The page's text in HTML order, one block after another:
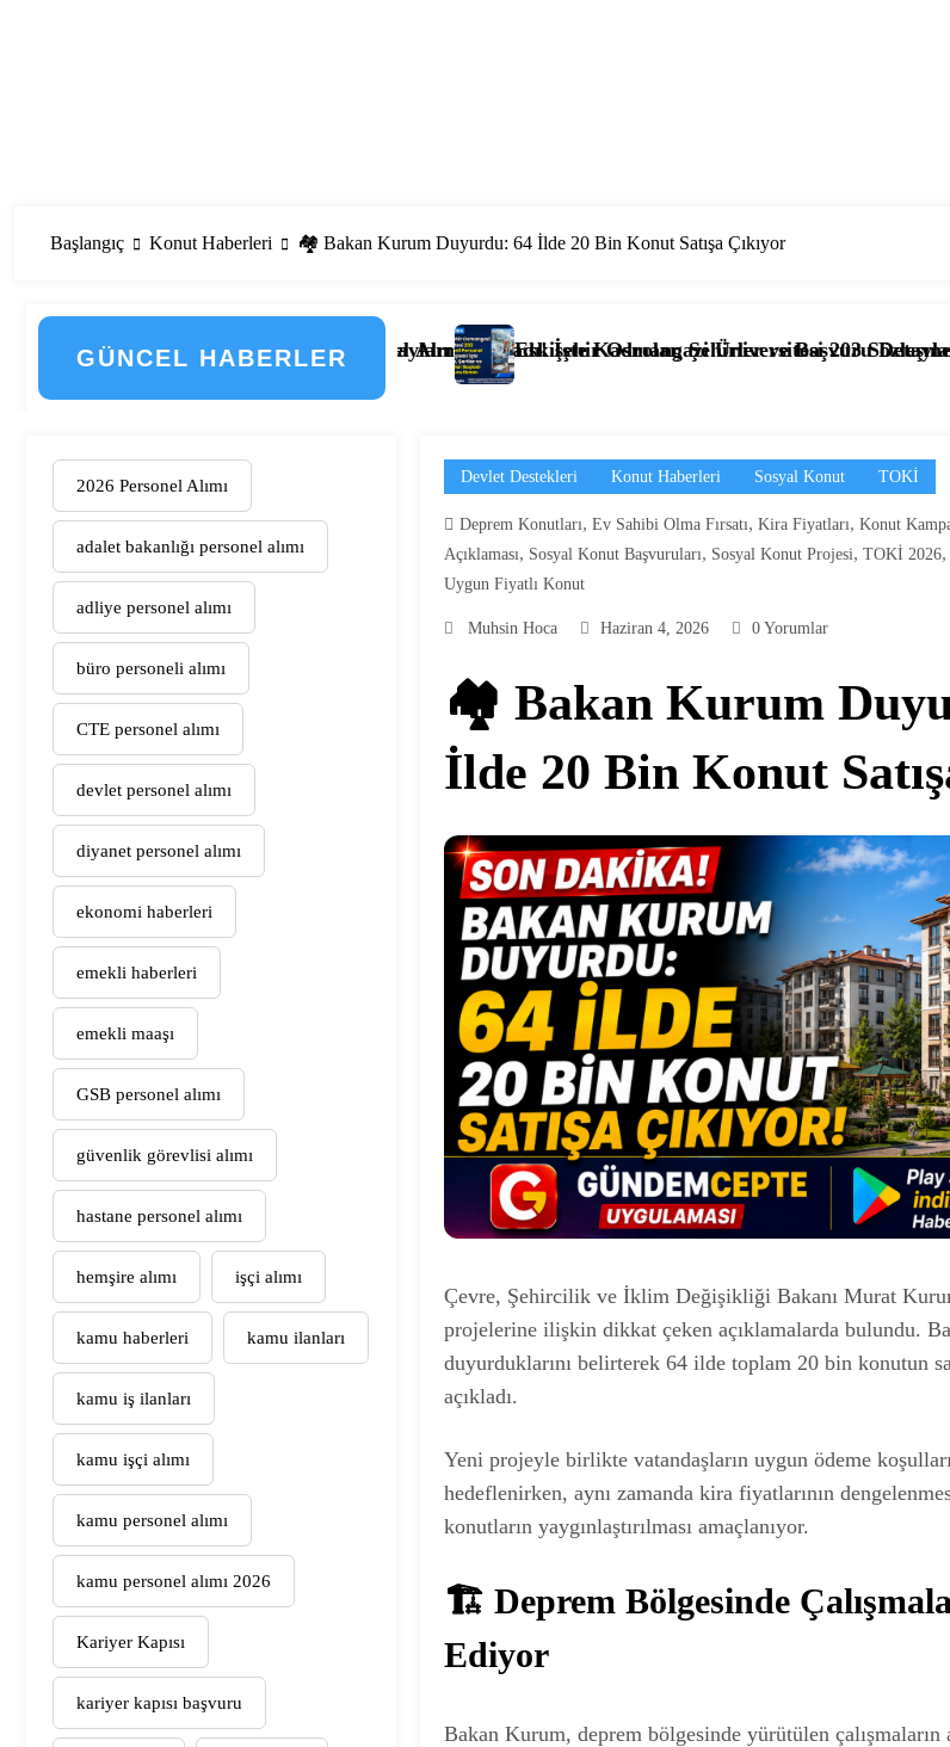
Başlangıç Konut Haberleri 🏘️ Bakan Kurum Duyurdu: 64 İlde 20 Bin Konut Satışa Çıkıyor
GÜNCEL HABERLER
Detayları
Personel Alımı Başladı! İşte Kadrolar, Şehirler ve Başvuru Detayları
Eskişehir Osmangazi Üniversitesi 203 Sözleşmeli Personel Alımı Başladı!
📰 KPSS’li ve
2026 Personel Alımı
adalet bakanlığı personel alımı
adliye personel alımı
büro personeli alımı
CTE personel alımı
devlet personel alımı
diyanet personel alımı
ekonomi haberleri
emekli haberleri
emekli maaşı
GSB personel alımı
güvenlik görevlisi alımı
hastane personel alımı
hemşire alımı işçi alımı
kamu haberleri kamu ilanları
kamu iş ilanları
kamu işçi alımı
kamu personel alımı
kamu personel alımı 2026
Kariyer Kapısı
kariyer kapısı başvuru
Devlet Destekleri Konut Haberleri Sosyal Konut TOKİ
Deprem Konutları, Ev Sahibi Olma Fırsatı, Kira Fiyatları, Konut
Açıklaması, Sosyal Konut Başvuruları, Sosyal Konut Projesi, TOKİ 2026,
Uygun Fiyatlı Konut
Muhsin Hoca Haziran 4, 2026 0 Yorumlar
🏘️ Bakan Kurum
İlde 20 Bin Konut
Çevre, Şehircilik ve İklim Değişikliği Bakanı Murat
projelerine ilişkin dikkat çeken açıklamalarda bulundu.
duyurduklarını belirterek 64 ilde toplam 20 bin konutun
açıkladı.
Yeni projeyle birlikte vatandaşların uygun ödeme
hedeflenirken, aynı zamanda kira fiyatlarının
konutların yaygınlaştırılması amaçlanıyor.
🏗️ Deprem Bölgesinde
Ediyor
Bakan Kurum, deprem bölgesinde yürütülen çalışmaların